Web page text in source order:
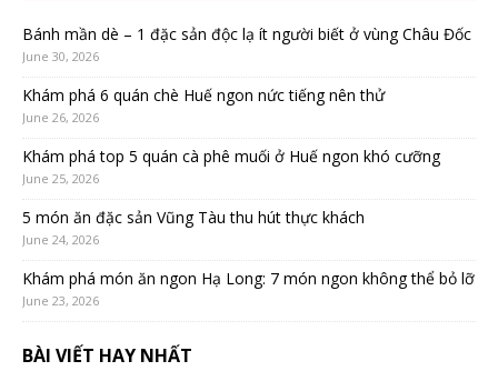
Bánh mần dè – 1 đặc sản độc lạ ít người biết ở vùng Châu Đốc
June 30, 2026
Khám phá 6 quán chè Huế ngon nức tiếng nên thử
June 26, 2026
Khám phá top 5 quán cà phê muối ở Huế ngon khó cưỡng
June 25, 2026
5 món ăn đặc sản Vũng Tàu thu hút thực khách
June 24, 2026
Khám phá món ăn ngon Hạ Long: 7 món ngon không thể bỏ lỡ
June 23, 2026
BÀI VIẾT HAY NHẤT